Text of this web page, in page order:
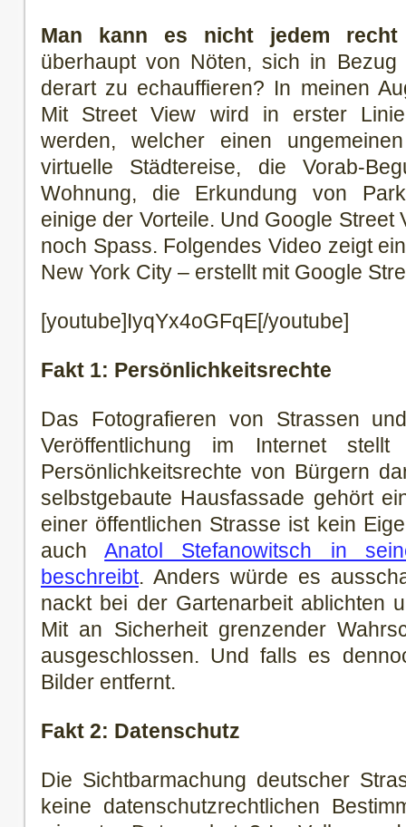
Man kann es nicht jedem recht
überhaupt von Nöten, sich in
derart zu echauffieren? In meinen
Mit Street View wird in erster
werden, welcher einen
virtuelle Städtereise, die Vorab-
Wohnung, die Erkundung von
einige der Vorteile. Und Google Street
noch Spass. Folgendes Video zeigt
New York City – erstellt mit Google
[youtube]IyqYx4oGFqE[/youtube]
Fakt 1: Persönlichkeitsrechte
Das Fotografieren von Strassen
Veröffentlichung im Internet
Persönlichkeitsrechte von Bürgern
selbstgebaute Hausfassade gehört
einer öffentlichen Strasse ist kein
auchAnatol Stefanowitsch in
beschreibt. Anders würde es
nackt bei der Gartenarbeit ablichten
Mit an Sicherheit grenzender
ausgeschlossen. Und falls es
Bilder entfernt.
Fakt 2: Datenschutz
Die Sichtbarmachung deutscher
keine datenschutzrechtlichen